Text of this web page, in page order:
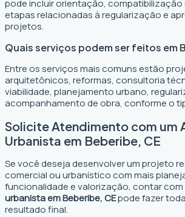
pode incluir orientação, compatibilização
etapas relacionadas à regularização e
projetos.
Quais serviços podem ser feitos em
Entre os serviços mais comuns estão
arquitetônicos, reformas, consultoria
viabilidade, planejamento urbano,
acompanhamento de obra, conforme o
Solicite Atendimento com um
Urbanista em Beberibe, CE
Se você deseja desenvolver um projeto
comercial ou urbanístico com mais
funcionalidade e valorização, contar com
urbanista em Beberibe, CEpode fazer
resultado final.